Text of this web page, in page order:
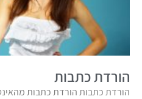
הורדת כתבות
הורדת כתבות הורדת כתבות